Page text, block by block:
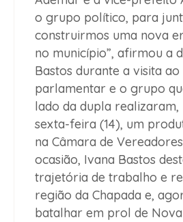
o grupo político, para
construirmos uma nova
no município”, afirmou a
Bastos durante a visita ao
parlamentar e o grupo
lado da dupla realizaram,
sexta-feira (14), um
na Câmara de
ocasião, Ivana Bastos
trajetória de trabalho e
região da Chapada e,
batalhar em prol de Nova